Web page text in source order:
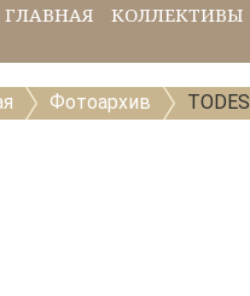
ГЛАВНАЯ КОЛЛЕКТИВЫ
Фотоархив TODES